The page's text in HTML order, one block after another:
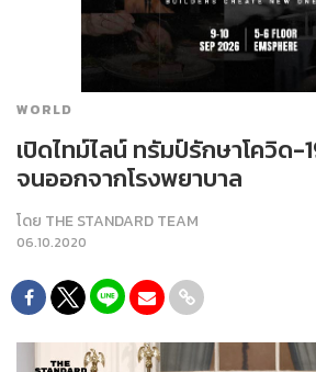
WORLD
เปิดไทม์ไลน์ ทรัมป์รักษาโควิด-
จนออกจากโรงพยาบาล
โดย THE STANDARD TEAM
06.10.2020